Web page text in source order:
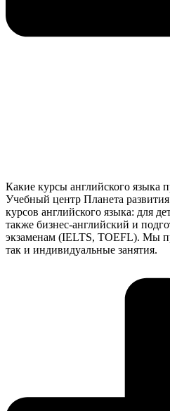
Какие курсы английского языка
Учебный центр Планета
курсов английского языка: для
также бизнес-английский и
экзаменам (IELTS, TOEFL). Мы
так и индивидуальные занятия.